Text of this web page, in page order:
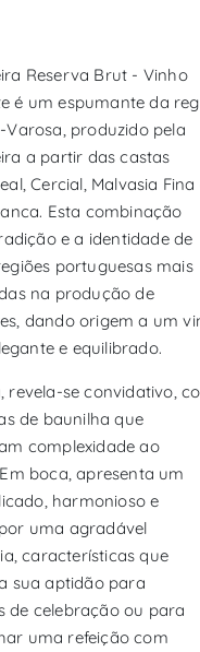
Reserva Brut - Vinho
é um espumante da
Varosa, produzido pela
a partir das castas
Cercial, Malvasia Fina
Esta combinação
e a identidade de
portuguesas mais
na produção de
dando origem a um
e equilibrado.
revela-se convidativo,
de baunilha que
complexidade ao
boca, apresenta um
harmonioso e
uma agradável
características que
sua aptidão para
de celebração ou para
uma refeição com